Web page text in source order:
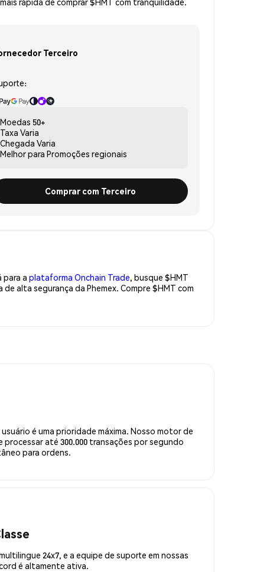
Terceiro
Moedas 50+
Taxa Varia
Chegada Varia
Melhor para Promoções regionais
Comprar com Terceiro
para a plataforma Onchain Trade, busque $HMT
alta segurança da Phemex. Compre $HMT com
é uma prioridade máxima. Nosso motor de
até 300.000 transações por segundo
para ordens.
24x7, e a equipe de suporte em nossas
é altamente ativa.